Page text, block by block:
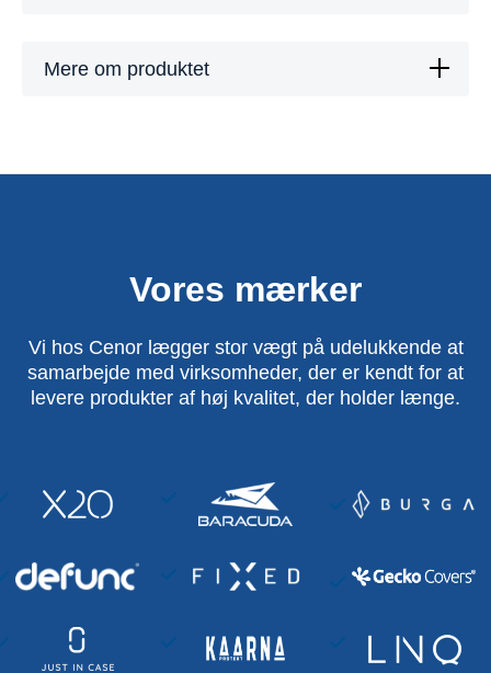
Mere om produktet
Vores mærker
Vi hos Cenor lægger stor vægt på udelukkende at
samarbejde med virksomheder, der er kendt for at
levere produkter af høj kvalitet, der holder længe.